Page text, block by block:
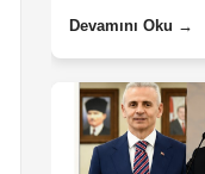
Devamını Oku →